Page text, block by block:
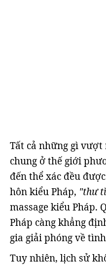
Tất cả những gì
chung ở thế giới
đến thể xác đều
hôn kiểu Pháp, "thư
massage kiểu Pháp.
Pháp càng khẳng
gia giải phóng về
Tuy nhiên, lịch sử